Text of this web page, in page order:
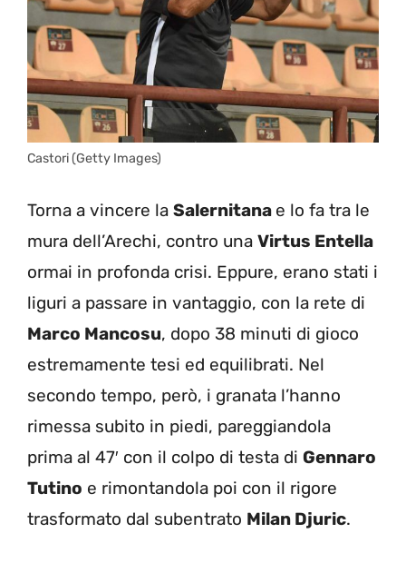
Castori (Getty Images)
Torna a vincere la Salernitana e lo fa tra le
mura dell’Arechi, contro una Virtus Entella
ormai in profonda crisi. Eppure, erano stati i
liguri a passare in vantaggio, con la rete di
Marco Mancosu, dopo 38 minuti di gioco
estremamente tesi ed equilibrati. Nel
secondo tempo, però, i granata l’hanno
rimessa subito in piedi, pareggiandola
prima al 47′ con il colpo di testa di Gennaro
Tutino e rimontandola poi con il rigore
trasformato dal subentrato Milan Djuric.